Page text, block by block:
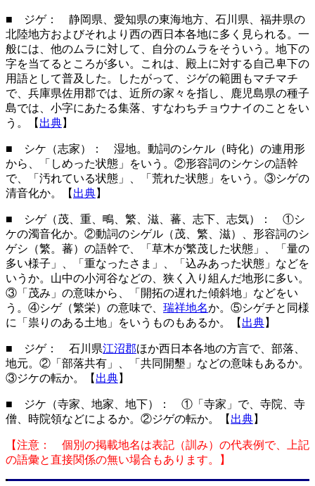
■ ジゲ： 静岡県、愛知県の東海地方、石川県、福井県の
北陸地方およびそれより西の西日本各地に多く見られる。一
般には、他のムラに対して、自分のムラをそういう。地下の
字を当てるところが多い。これは、殿上に対する自己卑下の
用語として普及した。したがって、ジゲの範囲もマチマチ
で、兵庫県佐用郡では、近所の家々を指し、鹿児島県の種子
島では、小字にあたる集落、すなわちチョウナイのことをい
う。【 出典】
■ シケ（志家）： 湿地。動詞のシケル（時化）の連用形
から、「しめった状態」をいう。②形容詞のシケシの語幹
で、「汚れている状態」、「荒れた状態」をいう。③シゲの
清音化か。【 出典】
■ シゲ（茂、重、鴫、繁、滋、蕃、志下、志気）： ①シ
ケの濁音化か。②動詞のシゲル（茂、繁、滋）、形容詞のシ
ゲシ（繁。蕃）の語幹で、「草木が繁茂した状態」、「量の
多い様子」、「重なったさま」、「込みあった状態」などを
いうか。山中の小河谷などの、狭く入り組んだ地形に多い。
③「茂み」の意味から、「開拓の遅れた傾斜地」などをい
う。④シゲ（繁栄）の意味で、 瑞祥地名か。⑤シゲチと同様
に「祟りのある土地」をいうものもあるか。【 出典】
■ ジゲ： 石川県江沼郡ほか西日本各地の方言で、部落、
地元。②「部落共有」、「共同開墾」などの意味もあるか。
③ジケの転か。【 出典】
■ ジケ（寺家、地家、地下）： ①「寺家」で、寺院、寺
僧、時院領などによるか。②ジゲの転か。【 出典】
【注意： 個別の掲載地名は表記（訓み）の代表例で、上記
の語彙と直接関係の無い場合もあります。】